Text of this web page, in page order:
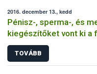
2016. december 13., kedd
Pénisz-, sperma-, és
kiegészítőket vont ki a
TOVÁBB